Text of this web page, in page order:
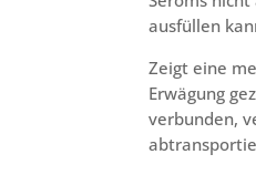
ausfüllen
Zeigt eine
Erwägung
verbunden,